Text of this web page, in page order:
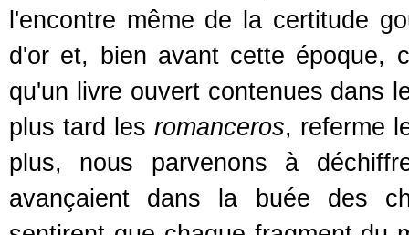
l'encontre même de la certitude
d'or et, bien avant cette époque,
qu'un livre ouvert contenues dans
plus tard les romanceros, referme
plus, nous parvenons à
avançaient dans la buée des